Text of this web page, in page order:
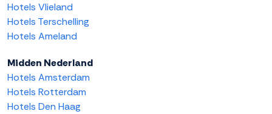
Hotels Vlieland
Hotels Terschelling
Hotels Ameland
Midden Nederland
Hotels Amsterdam
Hotels Rotterdam
Hotels Den Haag